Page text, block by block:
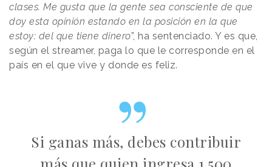
clases. Me gusta que la gente sea consciente de que
doy esta opinión estando en la posición en la que
estoy: del que tiene dinero”, ha sentenciado. Y es que,
según el streamer, paga lo que le corresponde en el
país en el que vive y donde es feliz.
Si ganas más, debes contribuir